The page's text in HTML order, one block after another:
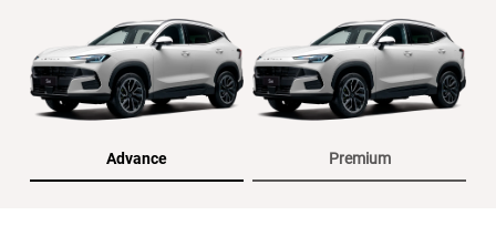
Advance Premium